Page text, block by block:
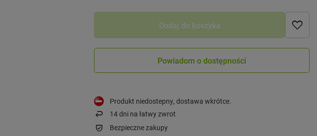
Dodaj do koszyka
Powiadom o dostępności
Produkt niedostepny, dostawa wkrótce
14dni na łatwy zwrot
Bezpieczne zakupy